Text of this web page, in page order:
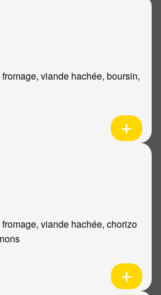
viande hachée, boursin,
viande hachée, chorizo